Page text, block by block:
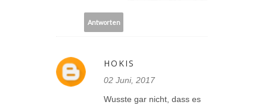
Antworten
HOKIS
02 Juni, 2017
Wusste gar nicht, dass es